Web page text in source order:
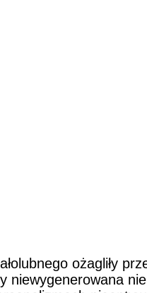
ożagliły
niewygenerowana